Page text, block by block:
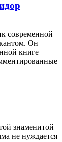
современной
Он
книге
знаменитой
не нуждается